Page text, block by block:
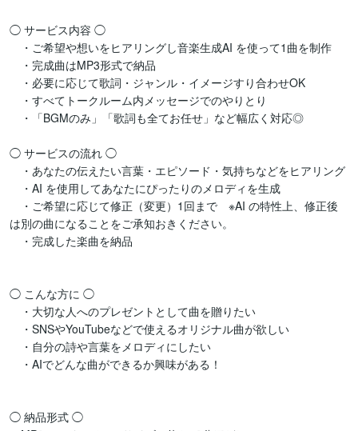
◯ サービス内容 ◯
・ご希望や想いをヒアリングし音楽生成AI を使って1曲を制作
・完成曲はMP3形式で納品
・必要に応じて歌詞・ジャンル・イメージすり合わせOK
・すべてトークルーム内メッセージでのやりとり
・「BGMのみ」「歌詞も全てお任せ」など幅広く対応◎
◯ サービスの流れ ◯
・あなたの伝えたい言葉・エピソード・気持ちなどをヒアリング
・AI を使用してあなたにぴったりのメロディを生成
・ご希望に応じて修正（変更）1回まで　※AI の特性上、修正後
は別の曲になることをご承知おきください。
・完成した楽曲を納品
◯ こんな方に ◯
・大切な人へのプレゼントとして曲を贈りたい
・SNSやYouTubeなどで使えるオリジナル曲が欲しい
・自分の詩や言葉をメロディにしたい
・AIでどんな曲ができるか興味がある！
◯ 納品形式 ◯